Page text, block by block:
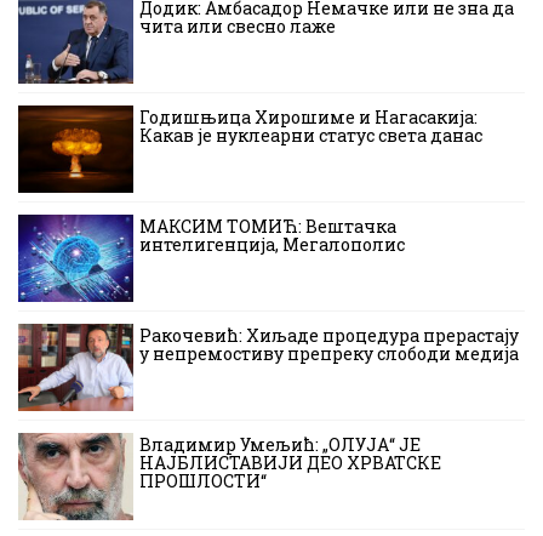
Додик: Амбасадор Немачке или не зна да
чита или свесно лаже
Годишњица Хирошиме и Нагасакија:
Какав је нуклеарни статус света данас
МАКСИМ ТОМИЋ: Вештачка
интелигенција, Мегалополис
Ракочевић: Хиљаде процедура прерастају
у непремостиву препреку слободи медија
Владимир Умељић: „ОЛУЈА“ ЈЕ
НАЈБЛИСТАВИЈИ ДЕО ХРВАТСКЕ
ПРОШЛОСТИ“